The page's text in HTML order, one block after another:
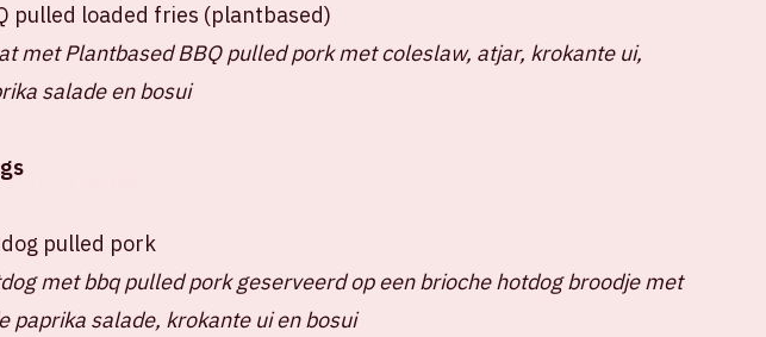
via
pulled loaded fries (plantbased)
met Plantbased BBQ pulled pork met coleslaw, atjar, krokante ui,
salade en bosui
pulled pork
met bbq pulled pork geserveerd op een brioche hotdog broodje met
paprika salade, krokante ui en bosui